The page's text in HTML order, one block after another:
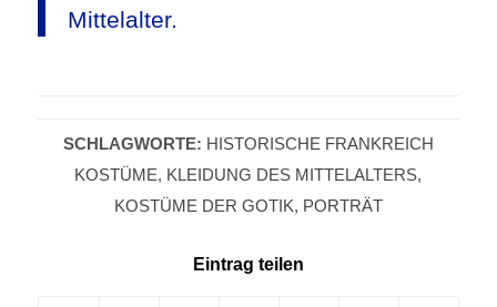
Mittelalter.
SCHLAGWORTE: HISTORISCHE FRANKREICH
KOSTÜME, KLEIDUNG DES MITTELALTERS,
KOSTÜME DER GOTIK, PORTRÄT
Eintrag teilen